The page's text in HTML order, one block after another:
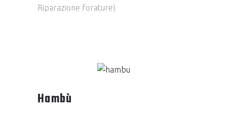
Riparazione forature)
Hambù